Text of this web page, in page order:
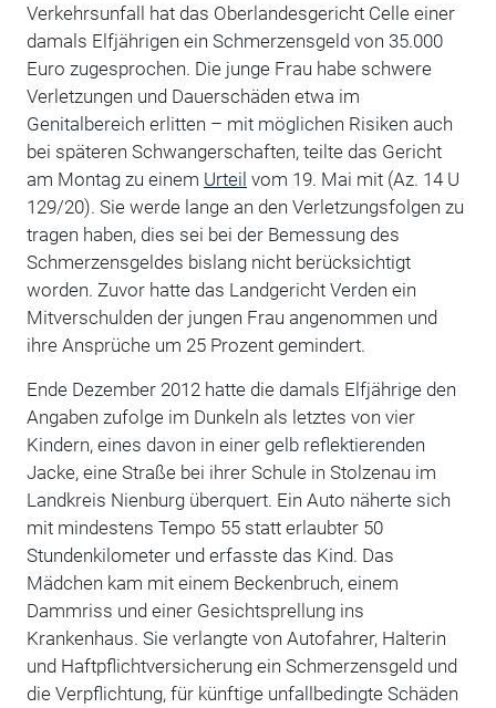
Verkehrsunfall hat das Oberlandesgericht Celle einer
damals Elfjährigen ein Schmerzensgeld von 35.000
Euro zugesprochen. Die junge Frau habe schwere
Verletzungen und Dauerschäden etwa im
Genitalbereich erlitten – mit möglichen Risiken auch
bei späteren Schwangerschaften, teilte das Gericht
am Montag zu einem Urteil vom 19. Mai mit (Az. 14 U
129/20). Sie werde lange an den Verletzungsfolgen zu
tragen haben, dies sei bei der Bemessung des
Schmerzensgeldes bislang nicht berücksichtigt
worden. Zuvor hatte das Landgericht Verden ein
Mitverschulden der jungen Frau angenommen und
ihre Ansprüche um 25 Prozent gemindert.
Ende Dezember 2012 hatte die damals Elfjährige den
Angaben zufolge im Dunkeln als letztes von vier
Kindern, eines davon in einer gelb reflektierenden
Jacke, eine Straße bei ihrer Schule in Stolzenau im
Landkreis Nienburg überquert. Ein Auto näherte sich
mit mindestens Tempo 55 statt erlaubter 50
Stundenkilometer und erfasste das Kind. Das
Mädchen kam mit einem Beckenbruch, einem
Dammriss und einer Gesichtsprellung ins
Krankenhaus. Sie verlangte von Autofahrer, Halterin
und Haftpflichtversicherung ein Schmerzensgeld und
die Verpflichtung, für künftige unfallbedingte Schäden